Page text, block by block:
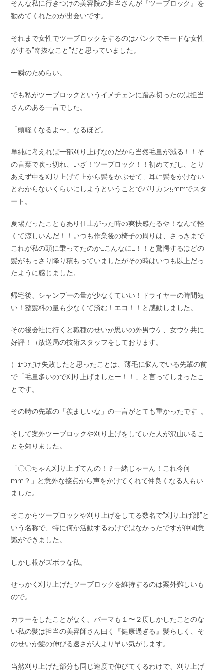
そんな私に行きつけの美容院の担当さんが『ツーブロック』を
勧めてくれたのが出会いです。
それまで女性でツーブロックをするのはパンクでモードな女性
がする”奇抜なこと”だと思っていました。
一瞬のためらい。
でも私がツーブロックというイメチェンに踏み切ったのは担当
さんのある一言でした。
「頭軽くなるよ〜」なるほど。
単純に考えれば一部刈り上げなのだから当然毛量が減る！！そ
の言葉で吹っ切れ、いざ！ツーブロック！！初めてだし、とり
あえず中を刈り上げて上から髪をかぶせて、耳に髪をかけない
とわからないくらいにしようということでバリカン5mmでスタ
ート。
夏場だったこともあり仕上がった時の爽快感たるや！なんて軽
くて涼しいんだ！！いつも作業後の椅子の周りは、さっきまで
これが私の頭に乗ってたのか…こんなに…！！と驚愕するほどの
髪がもっさり降り積もっていましたがその時はいつも以上だっ
たように感じました。
帰宅後、シャンプーの量が少なくていい！ドライヤーの時間短
い！整髪料の量も少なくて済む！エコ！！と感動しました。
その後会社に行くと職種のせいか思いの外男ウケ、女ウケ共に
好評！（放送局の技術スタッフをしております。
）1つだけ失敗したと思ったことは、薄毛に悩んでいる先輩の前
で「毛量多いので刈り上げましたー！！」と言ってしまったこ
とです。
その時の先輩の「羨ましいな」の一言がとても重かったです…。
そして案外ツーブロックや刈り上げをしていた人が沢山いるこ
とを知りました。
「〇〇ちゃん刈り上げてんの！？一緒じゃーん！これ今何
mm？」と意外な接点から声をかけてくれて仲良くなる人もい
ました。
そこからツーブロックや刈り上げをしてる数名で”刈り上げ部”と
いう名称で、特に何か活動するわけではなかったですが仲間意
識ができました。
しかし根がズボラな私。
せっかく刈り上げたツーブロックを維持するのは案外難しいも
ので。
カラーをしたことがなく、パーマも１〜２度しかしたことのな
い私の髪は担当の美容師さん曰く『健康過ぎる』髪らしく、そ
のせいか髪の伸びる速さが人より早い気がします。
当然刈り上げた部分も同じ速度で伸びてくるわけで、刈り上げ